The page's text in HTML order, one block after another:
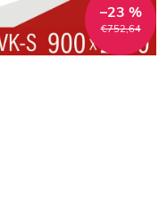
€752,64
–23 %